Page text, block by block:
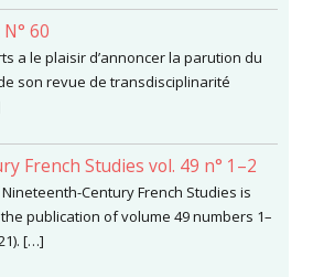
60
a le plaisir d’annoncer la parution du
son revue de transdisciplinarité
French Studies vol. 49 n° 1–2
Century French Studies is
publication of volume 49 numbers 1–
[…]